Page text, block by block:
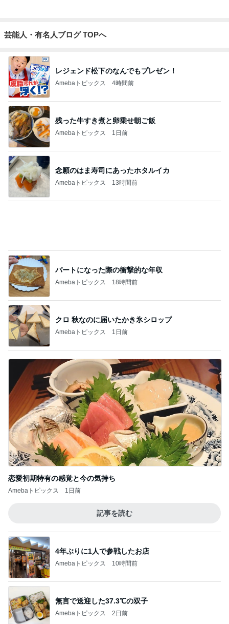
残った牛すき煮と卵乗せ朝ご飯
Amebaトピックス 1日前
念願のはま寿司にあったホタルイカ
Amebaトピックス 13時間前
クロ 秋なのに届いたかき氷シロップ
Amebaトピックス 1日前
恋愛初期特有の感覚と今の気持ち
Amebaトピックス 1日前
記事を読む
Amebaトピックス 10時間前
無言で送迎した37.3℃の双子
Amebaトピックス 2日前
早くも完走した11店舗の購入品
Amebaトピックス 13時間前